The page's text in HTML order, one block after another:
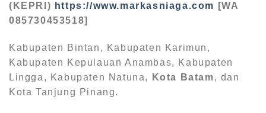
(KEPRI) https://www.markasniaga.com
[WA
085730453518]
Kabupaten Bintan, Kabupaten Karimun,
Kabupaten Kepulauan Anambas, Kabupaten
Lingga, Kabupaten Natuna,
Kota Batam, dan
Kota Tanjung Pinang.